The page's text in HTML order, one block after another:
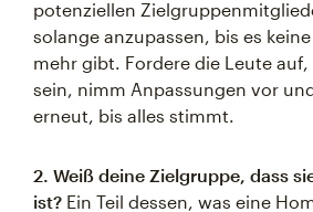
potenziellen
solange anzupassen, bis es
mehr gibt. Fordere die Leute
sein, nimm Anpassungen vor
erneut, bis alles stimmt.
2. Weiß deine Zielgruppe, dass
ist? Ein Teil dessen, was eine